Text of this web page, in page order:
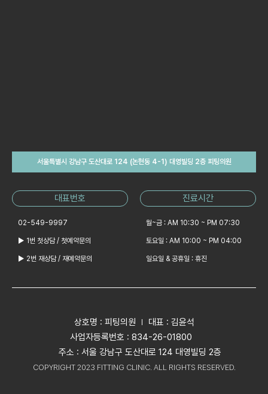
서울특별시 강남구 도산대로 124 (논현동 4-1) 대영빌딩 2층 피팅의원
대표번호
02-549-9997
▶ 1번 첫상담 / 첫예약문의
▶ 2번 재상담 / 재예약문의
진료시간
월~금 : AM 10:30 ~ PM 07:30
토요일 : AM 10:00 ~ PM 04:00
일요일 & 공휴일 : 휴진
상호명 : 피팅의원
대표 : 김윤석
사업자등록번호 : 834-26-01800
주소 : 서울 강남구 도산대로 124 대영빌딩 2층
COPYRIGHT 2023 FITTING CLINIC. ALL RIGHTS RESERVED.